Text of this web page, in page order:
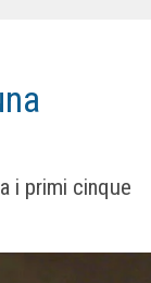
i primi cinque